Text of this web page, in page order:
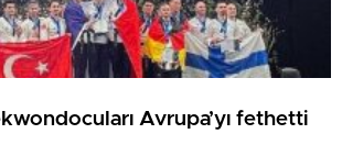
Avrupa’yı fethetti